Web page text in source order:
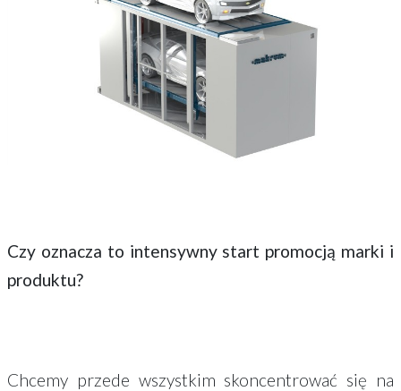
Czy oznacza to intensywny start promocją marki i
produktu?
Chcemy przede wszystkim skoncentrować się na